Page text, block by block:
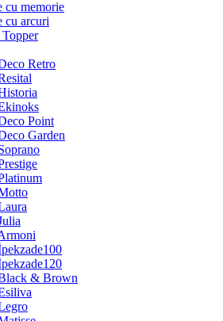
cu memorie
cu arcuri
Topper
Retro
Point
Garden
& Brown